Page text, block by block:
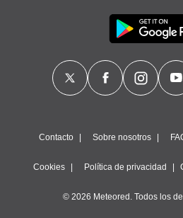
Contacto Sobre nosotros
Cookies Política de privacidad
© 2026 Meteored. Todos los